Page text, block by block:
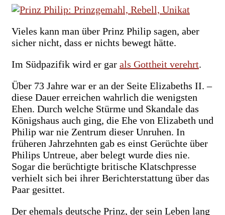
Vieles kann man über Prinz Philip sagen, aber
sicher nicht, dass er nichts bewegt hätte.
Im Südpazifik wird er gar als Gottheit verehrt.
Über 73 Jahre war er an der Seite Elizabeths II. –
diese Dauer erreichen wahrlich die wenigsten
Ehen. Durch welche Stürme und Skandale das
Königshaus auch ging, die Ehe von Elizabeth und
Philip war nie Zentrum dieser Unruhen. In
früheren Jahrzehnten gab es einst Gerüchte über
Philips Untreue, aber belegt wurde dies nie.
Sogar die berüchtigte britische Klatschpresse
verhielt sich bei ihrer Berichterstattung über das
Paar gesittet.
Der ehemals deutsche Prinz, der sein Leben lang